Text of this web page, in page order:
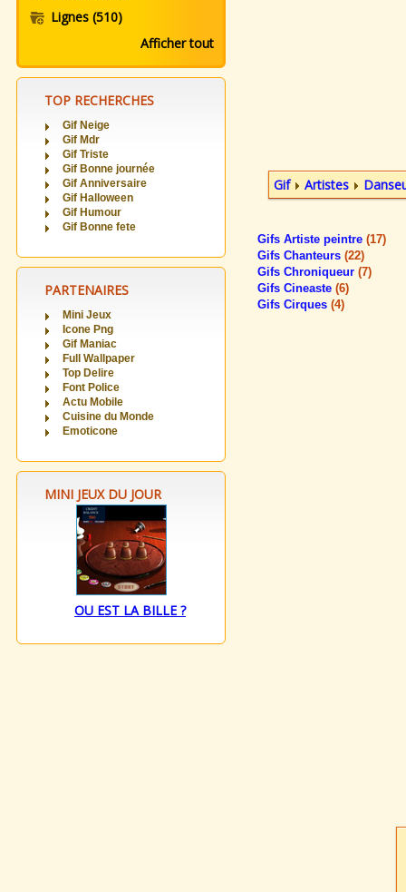
Lignes (510)
Afficher tout
TOP RECHERCHES
Gif Neige
Gif Mdr
Gif Triste
Gif Bonne journée
Gif Anniversaire
Gif Halloween
Gif Humour
Gif Bonne fete
PARTENAIRES
Mini Jeux
Icone Png
Gif Maniac
Full Wallpaper
Top Delire
Font Police
Actu Mobile
Cuisine du Monde
Emoticone
MINI JEUX DU JOUR
OU EST LA BILLE ?
Gif Artistes
Gifs Artiste peintre (17)
Gifs Chanteurs (22)
Gifs Chroniqueur (7)
Gifs Cineaste (6)
Gifs Cirques (4)